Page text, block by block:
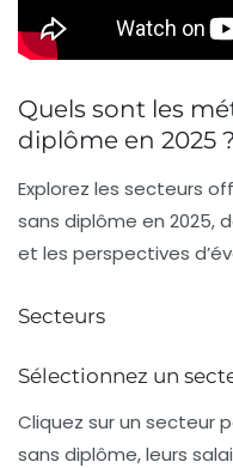
Quels sont les
diplôme en 2025 ?
Explorez les secteurs
sans diplôme en 2025,
et les perspectives
Secteurs
Sélectionnez un
Cliquez sur un secteur
sans diplôme, leurs